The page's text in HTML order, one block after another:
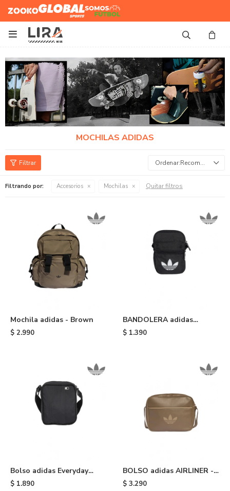
Zooko Global Sports
Somos
Futbol

MOCHILAS ADIDAS
Recomendados
Filtrando por: Accesorios Mochilas Quitar filtros
Mochila adidas - Brown
$ 2.990
BANDOLERA adidas
ORIGINALS - Black
$ 1.390
Bolso adidas Everyday
Icons - Black
$ 1.890
BOLSO adidas AIRLINER -
Brown
$ 3.290